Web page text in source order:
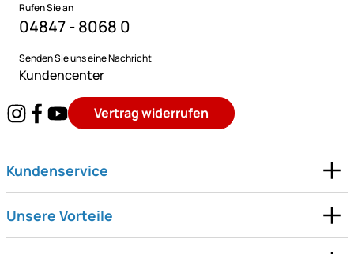
Rufen Sie an
04847 - 8068 0
Senden Sie uns eine Nachricht
Kundencenter
Vertrag widerrufen
Kundenservice
Unsere Vorteile